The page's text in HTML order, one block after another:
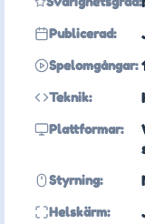
Publicerad:
Spelomgångar:
Teknik:
Plattformar:
Styrning:
Helskärm: